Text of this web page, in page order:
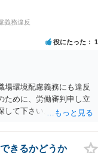
義務違反
役にたった 1
場環境配慮義務にも違反
ために、労働審判申し立
て下さい。
きるかどうか